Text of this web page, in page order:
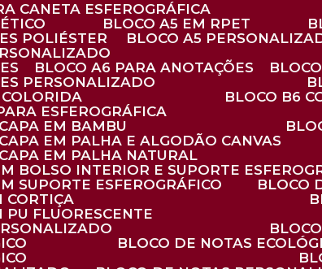
CANETA ESFEROGRÁFICA
BLOCO A5 EM RPET
POLIÉSTER
BLOCO A5
BLOCO A6 PARA ANOTAÇÕES
PERSONALIZADO
COLORIDA
BLOCO B6
ESFEROGRÁFICA
EM BAMBU
EM PALHA E ALGODÃO CANVAS
EM PALHA NATURAL
BOLSO INTERIOR E SUPORTE
SUPORTE ESFEROGRÁFICO
CORTIÇA
PU FLUORESCENTE
BLOCO DE NOTAS